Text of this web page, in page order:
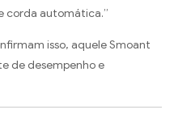
corda automática.”
isso, aquele Smoant
de desempenho e